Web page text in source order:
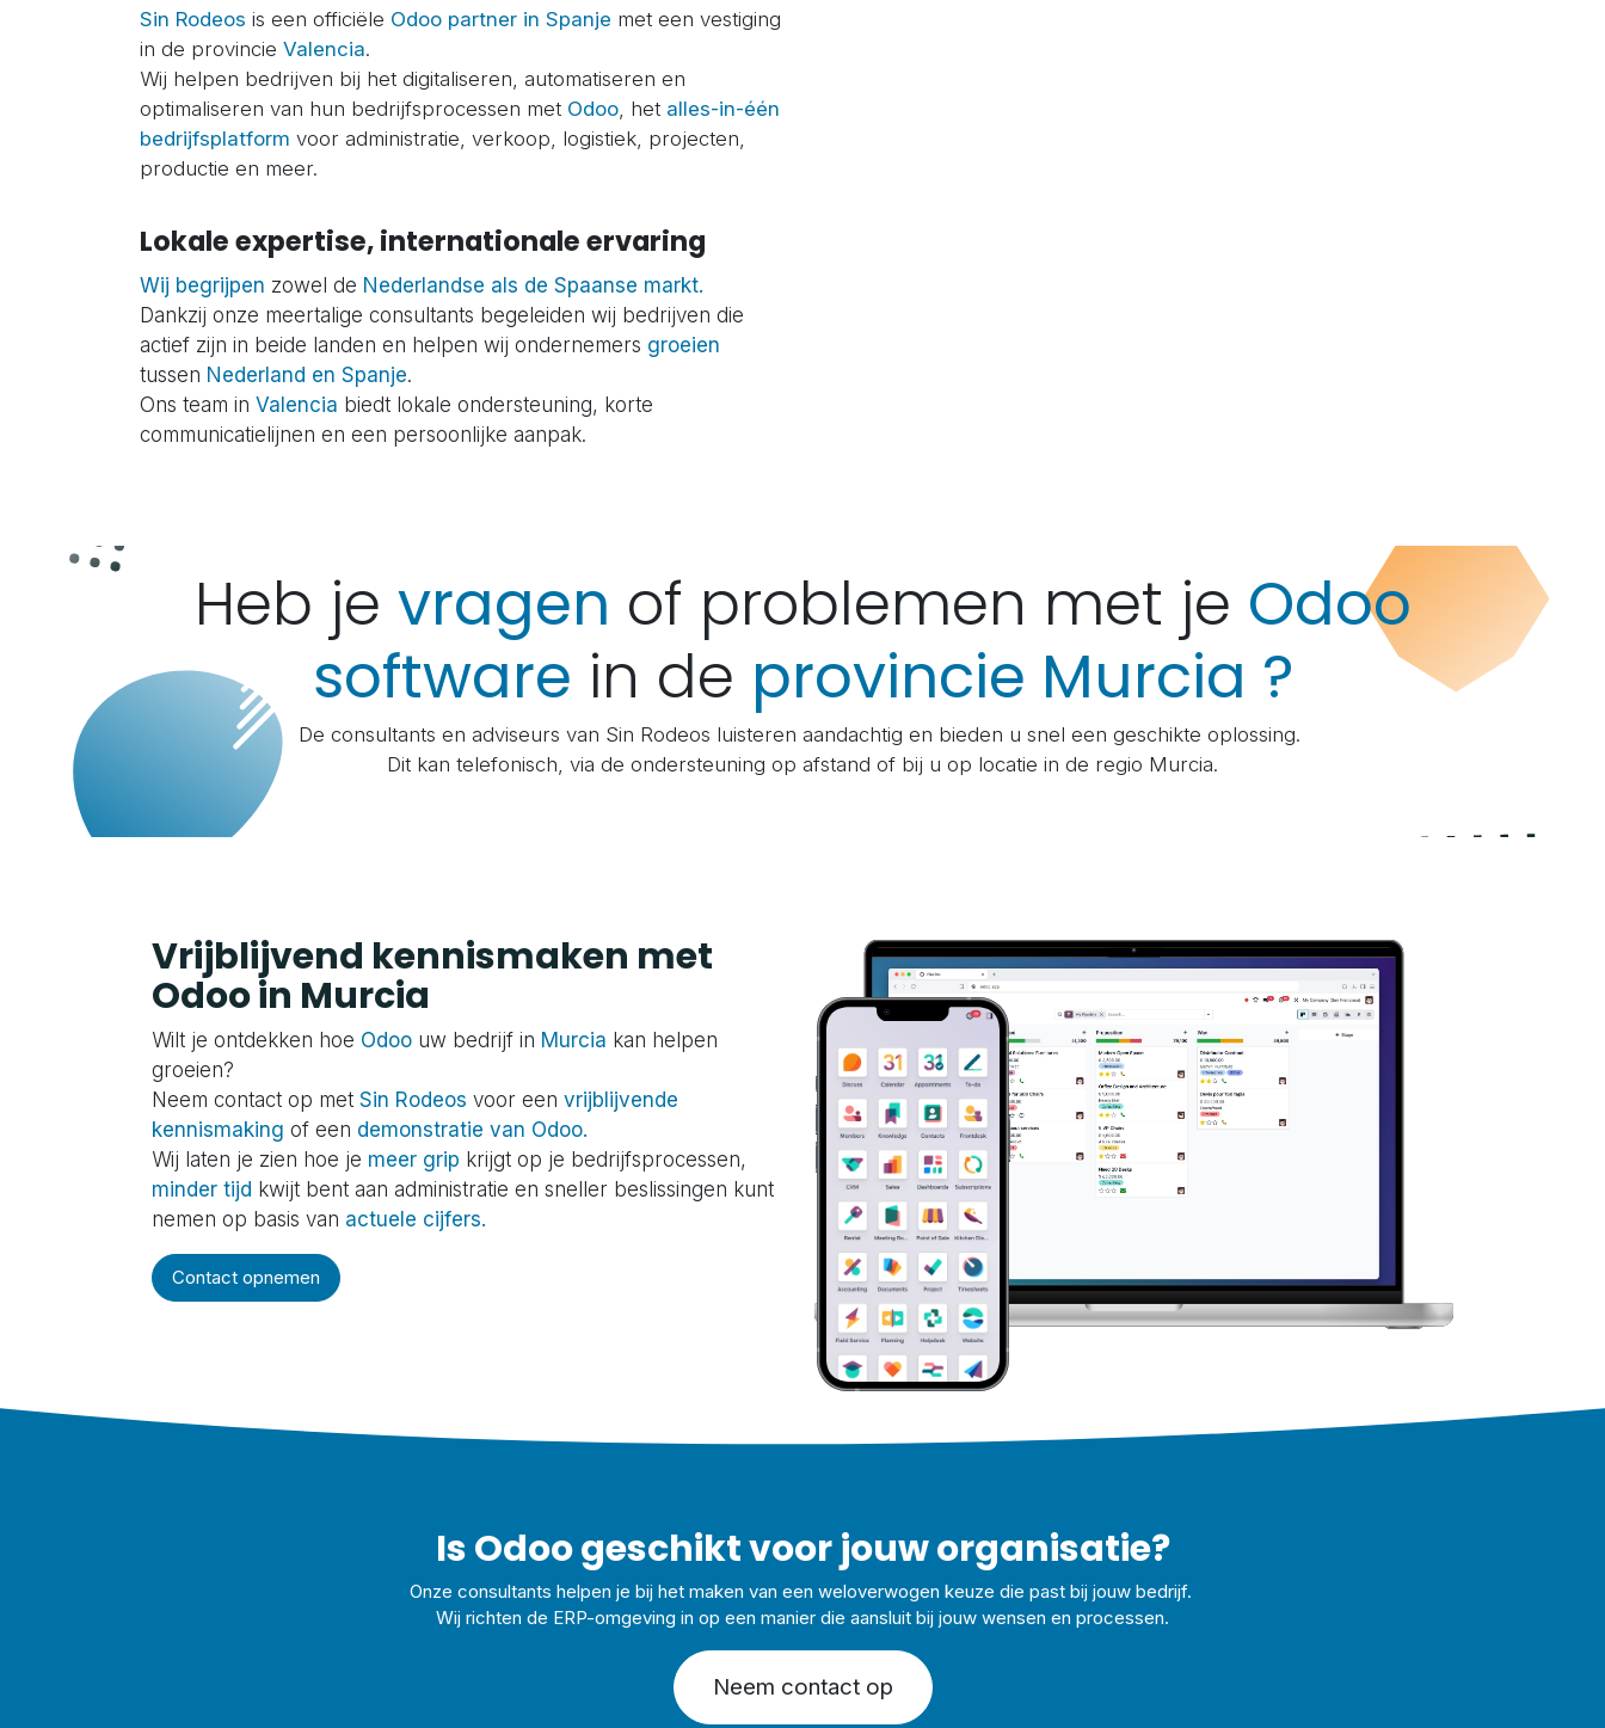
Sin Rodeos is een officiële Odoo partner in Spanje met een vestiging
in de provincie Valencia.
Wij helpen bedrijven bij het digitaliseren, automatiseren en
optimaliseren van hun bedrijfsprocessen met Odoo, het alles-in-één
bedrijfsplatform voor administratie, verkoop, logistiek, projecten,
productie en meer.
Lokale expertise, internationale ervaring
Wij begrijpen zowel de Nederlandse als de Spaanse markt.
Dankzij onze meertalige consultants begeleiden wij bedrijven die
actief zijn in beide landen en helpen wij ondernemers groeien
tussen Nederland en Spanje.
Ons team in Valencia biedt lokale ondersteuning, korte
communicatielijnen en een persoonlijke aanpak.
Heb je vragen of problemen met je Odoo
software in de provincie Murcia ?
De consultants en adviseurs van Sin Rodeos luisteren aandachtig en bieden u snel een geschikte oplossing.
Dit kan telefonisch, via de ondersteuning op afstand of bij u op locatie in de regio Murcia.
Vrijblijvend kennismaken met
Odoo in Murcia
Wilt je ontdekken hoe Odoo uw bedrijf in Murcia kan helpen
groeien?
Neem contact op met Sin Rodeos voor een vrijblijvende
kennismaking of een demonstratie van Odoo.
Wij laten je zien hoe je meer grip krijgt op je bedrijfsprocessen,
minder tijd kwijt bent aan administratie en sneller beslissingen kunt
nemen op basis van actuele cijfers.
Contact opnemen
Is Odoo geschikt voor jouw organisatie?
Onze consultants helpen je bij het maken van een weloverwogen keuze die past bij jouw bedrijf.
Wij richten de ERP-omgeving in op een manier die aansluit bij jouw wensen en processen.
Neem contact op